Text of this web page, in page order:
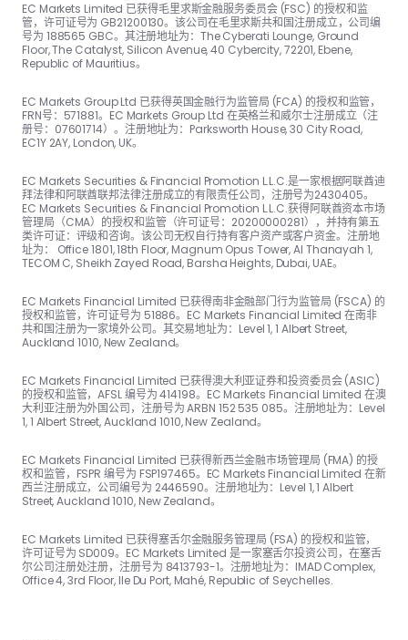
EC Markets Limited 已获得毛里求斯金融服务委员会 (FSC) 的授权和监
管，许可证号为 GB21200130。该公司在毛里求斯共和国注册成立，公司编
号为 188565 GBC。其注册地址为：The Cyber​​ati Lounge, Ground
Floor, The Catalyst, Silicon Avenue, 40 Cyber​​city, 72201, Ebene,
Republic of Mauritius。
EC Markets Group Ltd 已获得英国金融行为监管局 (FCA) 的授权和监管，
FRN号：57188​​1。EC Markets Group Ltd 在英格兰和威尔士注册成立（注
册号：07601714）。注册地址为：Parksworth House, 30 City Road,
EC1Y 2AY, London, UK。
EC Markets Securities & Financial Promotion L.L.C.是一家根据阿联酋迪
拜法律和阿联酋联邦法律注册成立的有限责任公司，注册号为2430405。
EC Markets Securities & Financial Promotion L.L.C.获得阿联酋资本市场
管理局（CMA）的授权和监管（许可证号：20200000281），并持有第五
类许可证：评级和咨询。该公司无权自行持有客户资产或客户资金。注册地
址为： Office 1801, 18th Floor, Magnum Opus Tower, Al Thanayah 1,
TECOM C, Sheikh Zayed Road, Barsha Heights, Dubai, UAE。
EC Markets Financial Limited 已获得南非金融部门行为监管局 (FSCA) 的
授权和监管，许可证号为 51886。EC Markets Financial Limited 在南非
共和国注册为一家境外公司。其交易地址为：Level 1, 1 Albert Street,
Auckland 1010, New Zealand。
EC Markets Financial Limited 已获得澳大利亚证券和投资委员会 (ASIC)
的授权和监管，AFSL 编号为 414198。EC Markets Financial Limited 在澳
大利亚注册为外国公司，注册号为 ARBN 152 535 085。注册地址为：Level
1, 1 Albert Street, Auckland 1010, New Zealand。
EC Markets Financial Limited 已获得新西兰金融市场管理局 (FMA) 的授
权和监管，FSPR 编号为 FSP197465。EC Markets Financial Limited 在新
西兰注册成立，公司编号为 2446590。注册地址为：Level 1, 1 Albert
Street, Auckland 1010, New Zealand。
EC Markets Limited 已获得塞舌尔金融服务管理局 (FSA) 的授权和监管，
许可证号为 SD009。EC Markets Limited 是一家塞舌尔投资公司，在塞舌
尔公司注册处注册，注册号为 8413793-1。注册地址为：IMAD Complex,
Office 4, 3rd Floor, Ile Du Port, Mahé, Republic of Seychelles.